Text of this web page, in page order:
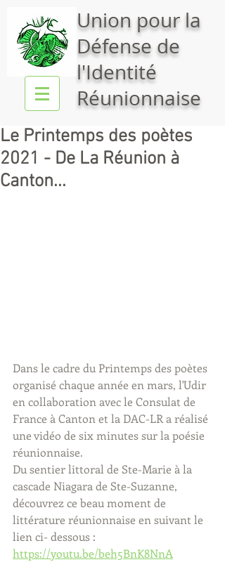
Union pour la
Défense de
l'Identité
Réunionnaise
Le Printemps des poètes
2021 - De La Réunion à
Canton...
Dans le cadre du Printemps des poètes
organisé chaque année en mars, l'Udir
en collaboration avec le Consulat de
France à Canton et la DAC-LR a réalisé
une vidéo de six minutes sur la poésie
réunionnaise.
Du sentier littoral de Ste-Marie à la
cascade Niagara de Ste-Suzanne,
découvrez ce beau moment de
littérature réunionnaise en suivant le
lien ci- dessous :
https://youtu.be/beh5BnK8NnA